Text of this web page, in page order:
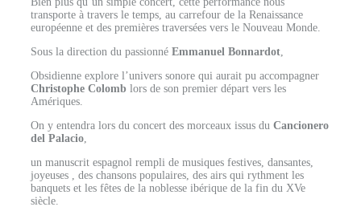
transporte à travers le temps, au carrefour de la Renaissance
européenne et des premières traversées vers le Nouveau Monde.
Sous la direction du passionné Emmanuel Bonnardot,
Obsidienne explore l’univers sonore qui aurait pu accompagner
Christophe Colomb lors de son premier départ vers les
Amériques.
On y entendra lors du concert des morceaux issus du Cancionero
del Palacio,
un manuscrit espagnol rempli de musiques festives, dansantes,
joyeuses , des chansons populaires, des airs qui rythment les
banquets et les fêtes de la noblesse ibérique de la fin du XVe
siècle.